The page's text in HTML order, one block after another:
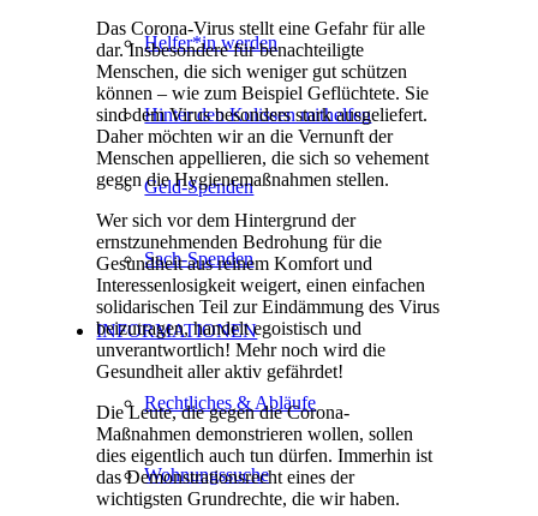
Helfer*in werden
Hinter den Kulissen mithelfen
Geld-Spenden
Sach-Spenden
INFORMATIONEN
Rechtliches & Abläufe
Wohnungssuche
Das Corona-Virus stellt eine Gefahr für alle
dar. Insbesondere für benachteiligte
Menschen, die sich weniger gut schützen
können – wie zum Beispiel Geflüchtete. Sie
sind dem Virus besonders stark ausgeliefert.
Daher möchten wir an die Vernunft der
Menschen appellieren, die sich so vehement
gegen die Hygienemaßnahmen stellen.
Wer sich vor dem Hintergrund der
ernstzunehmenden Bedrohung für die
Gesundheit aus reinem Komfort und
Interessenlosigkeit weigert, einen einfachen
solidarischen Teil zur Eindämmung des Virus
beizutragen, handelt egoistisch und
unverantwortlich! Mehr noch wird die
Gesundheit aller aktiv gefährdet!
Die Leute, die gegen die Corona-
Maßnahmen demonstrieren wollen, sollen
dies eigentlich auch tun dürfen. Immerhin ist
das Demonstrationsrecht eines der
wichtigsten Grundrechte, die wir haben.